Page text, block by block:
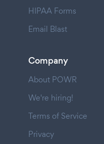
HIPAA Forms
Email Blast
Company
About POWR
We're hiring!
Terms of Service
Privacy